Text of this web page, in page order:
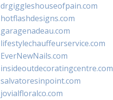
drgiggleshouseofpain.com
hotflashdesigns.com
garagenadeau.com
lifestylechauffeurservice.com
EverNewNails.com
insideoutdecoratingcentre.com
salvatoresinpoint.com
jovialfloralco.com